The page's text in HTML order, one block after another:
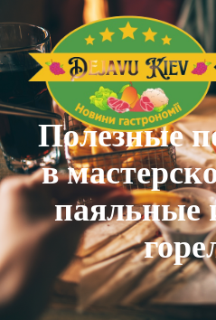
Полезные
в
паяльные